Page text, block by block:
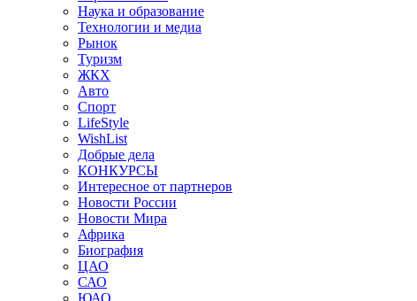
Наука и образование
Технологии и медиа
Рынок
Туризм
ЖКХ
Авто
Спорт
LifeStyle
WishList
Добрые дела
КОНКУРСЫ
Интересное от партнеров
Новости России
Новости Мира
Африка
Биография
ЦАО
САО
ЮАО